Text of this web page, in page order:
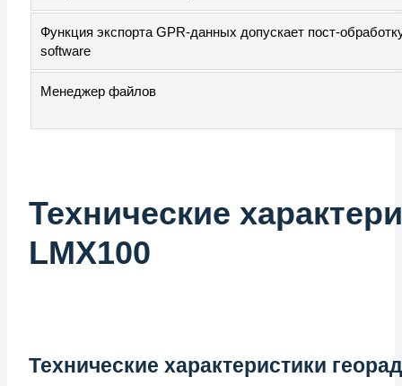
Функция экспорта GPR-данных допускает пост-
software
Менеджер файлов
Технические
LMX100
Технические характеристики